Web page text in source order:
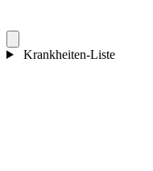
Krankheiten-Liste